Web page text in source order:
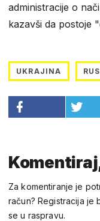
administracije o
kazavši da postoje
UKRAJINA
Za komentiranje je
račun? Registracija je
se u raspravu.